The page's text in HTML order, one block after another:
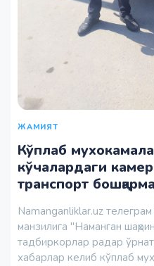
ЖАМИЯТ
Кўплаб
кўчалардаги
транспорт
Namanganliklar.uz
манзилига "Наманган
тадбиркорлар радар
хабарлар келиб кўплаб